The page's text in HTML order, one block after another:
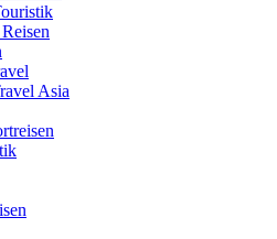
Asia